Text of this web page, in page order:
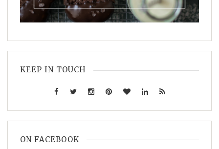
KEEP IN TOUCH
ON FACEBOOK